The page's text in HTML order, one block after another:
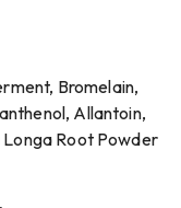
Bromelain,
Allantoin,
Root Powder